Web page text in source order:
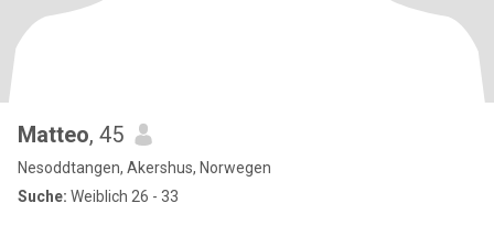
Matteo, 45
Nesoddtangen, Akershus, Norwegen
Suche: Weiblich 26 - 33